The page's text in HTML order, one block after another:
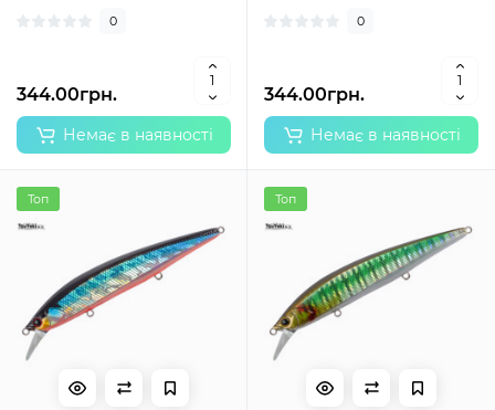
0
344.00грн.
Немає в наявності
0
344.00грн.
Немає в наявності
Топ Топ